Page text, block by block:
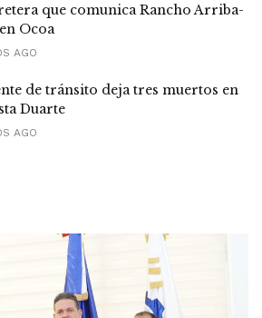
que comunica Rancho Arriba-
Ocoa
AGO
de tránsito deja tres muertos en
Duarte
AGO